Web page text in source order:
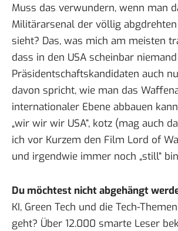
Muss das verwundern, wenn man
Militärarsenal der völlig
sieht? Das, was mich am meisten
dass in den USA scheinbar
Präsidentschaftskandidaten auch
davon spricht, wie man das
internationaler Ebene abbauen
„wir wir wir USA“, kotz (mag auch
ich vor Kurzem den Film Lord of
und irgendwie immer noch „still“
Du möchtest nicht abgehängt
KI, Green Tech und die Tech-
geht? Über 12.000 smarte Leser